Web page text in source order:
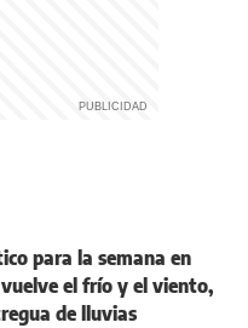
para la semana en
el frío y el viento,
de lluvias